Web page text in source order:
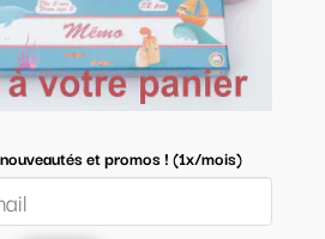
et promos ! (1x/mois)